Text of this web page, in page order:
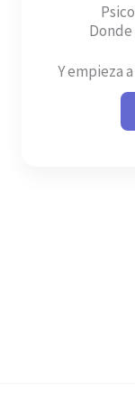
Y empieza